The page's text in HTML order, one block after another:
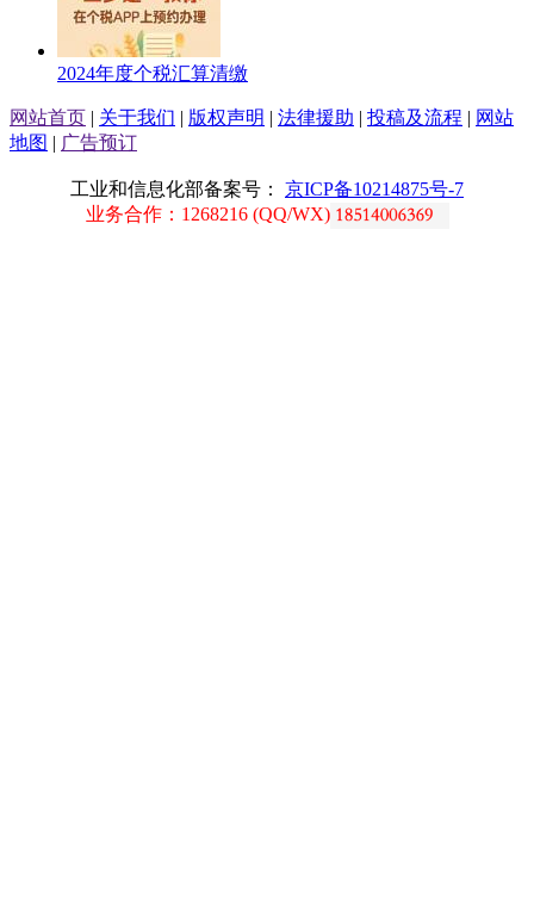
2024年度个税汇算清缴
网站首页 | 关于我们 | 版权声明 | 法律援助 | 投稿及流程 | 网站
地图 | 广告预订
工业和信息化部备案号： 京ICP备10214875号-7
业务合作：1268216 (QQ/WX)